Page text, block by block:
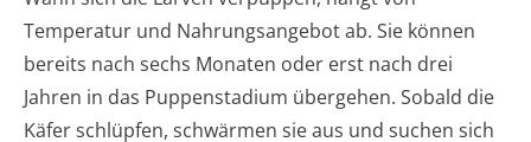
Temperatur und Nahrungsangebot ab. Sie können
bereits nach sechs Monaten oder erst nach drei
Jahren in das Puppenstadium übergehen. Sobald die
Käfer schlüpfen, schwärmen sie aus und suchen sich